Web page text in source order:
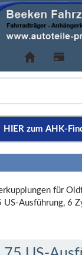
zum AHK-
für
US-Ausführung, 6